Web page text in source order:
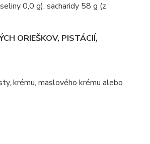
0,0 g), sacharidy 58 g (z
ORIEŠKOV, PISTÁCIÍ,
krému, maslového krému alebo